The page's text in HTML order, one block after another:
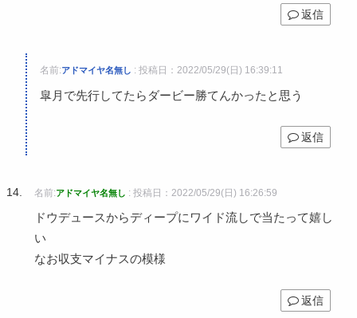
返信
名前:アドマイヤ名無し : 投稿日：2022/05/29(日) 16:39:11
皐月で先行してたらダービー勝てんかったと思う
返信
名前:アドマイヤ名無し : 投稿日：2022/05/29(日) 16:26:59
ドウデュースからディープにワイド流しで当たって嬉し
い
なお収支マイナスの模様
返信